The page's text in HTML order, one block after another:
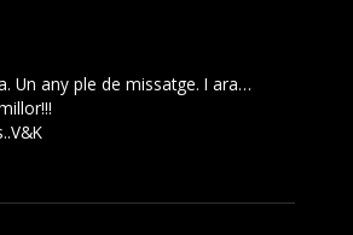
Un any ple de missatge. I ara…